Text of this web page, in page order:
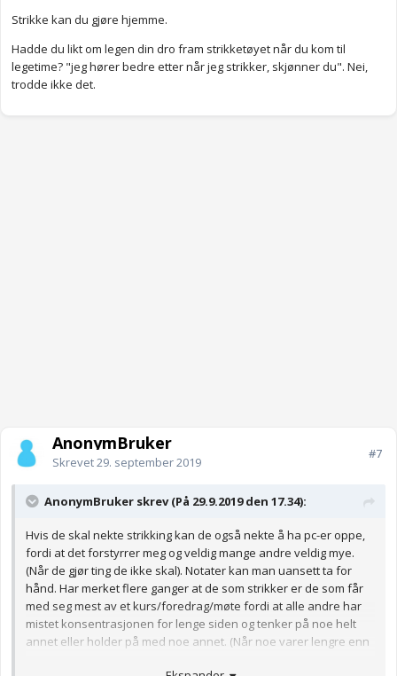
Strikke kan du gjøre hjemme.
Hadde du likt om legen din dro fram strikketøyet når du kom til
legetime? "jeg hører bedre etter når jeg strikker, skjønner du". Nei,
trodde ikke det.
AnonymBruker
Skrevet29. september 2019
#7
AnonymBruker skrev (På 29.9.2019 den 17.34):
Hvis de skal nekte strikking kan de også nekte å ha pc-er oppe,
fordi at det forstyrrer meg og veldig mange andre veldig mye.
(Når de gjør ting de ikke skal). Notater kan man uansett ta for
hånd. Har merket flere ganger at de som strikker er de som får
med seg mest av et kurs/foredrag/møte fordi at alle andre har
mistet konsentrasjonen for lenge siden og tenker på noe helt
annet eller holder på med noe annet. (Når noe varer lengre enn